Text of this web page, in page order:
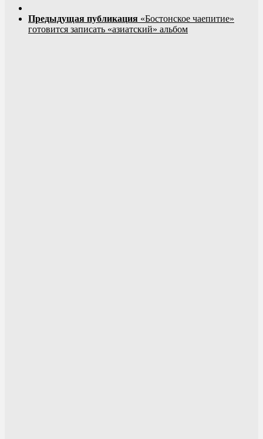
Предыдущая публикация «Бостонское чаепитие»
готовится записать «азиатский» альбом